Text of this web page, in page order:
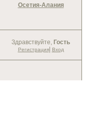
Осетия-Алания
Здравствуйте, Гость
Регистрация| Вход